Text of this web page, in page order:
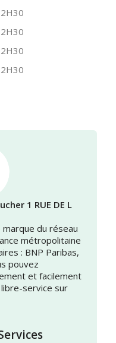
1 RUE DE L
marque du réseau
métropolitaine
: BNP Paribas,
pouvez
et facilement
service sur